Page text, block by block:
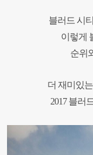
블러드 시
이렇게
순위
더 재미있
2017 블러